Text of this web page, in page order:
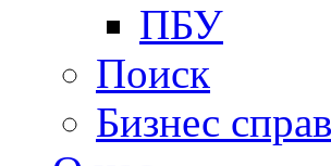
ПБУ
Поиск
Бизнес